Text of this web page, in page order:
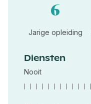
6
Jarige opleiding
Diensten
Nooit